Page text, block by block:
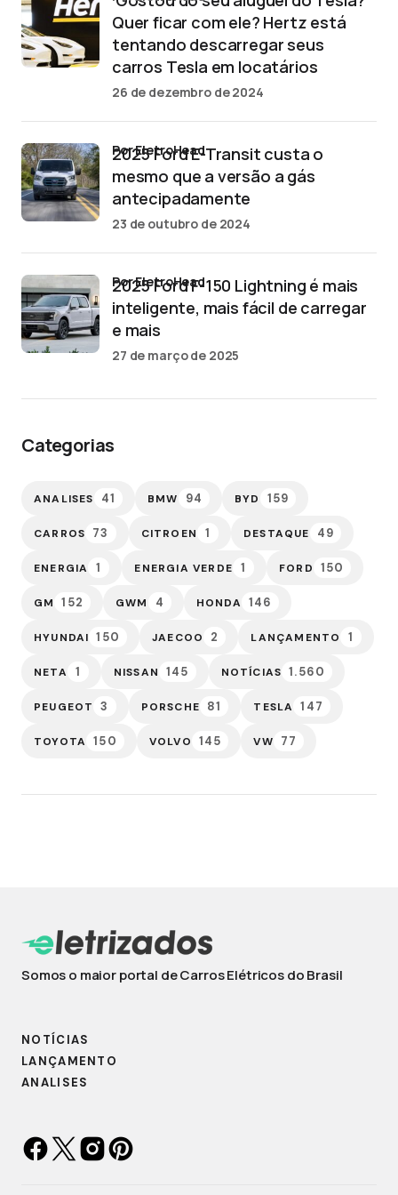
Quer ficar com ele? Hertz está
tentando descarregar seus
carros Tesla em locatários
26 de dezembro de 2024
2025 Ford E-Transit custa o
mesmo que a versão a gás
antecipadamente
por EletroHead
23 de outubro de 2024
2025 Ford F-150 Lightning é mais
inteligente, mais fácil de carregar
e mais
por EletroHead
27 de março de 2025
Categorias
ANALISES 41 BMW 94 BYD 159
CARROS 73 CITROEN 1 DESTAQUE 49
ENERGIA 1 ENERGIA VERDE 1 FORD 150
GM 152 GWM 4 HONDA 146
HYUNDAI 150 JAECOO 2 LANÇAMENTO 1
NETA 1 NISSAN 145 NOTÍCIAS 1.560
PEUGEOT 3 PORSCHE 81 TESLA 147
TOYOTA 150 VOLVO 145 VW 77
Somos o maior portal de Carros Elétricos do Brasil
NOTÍCIAS
LANÇAMENTO
ANALISES